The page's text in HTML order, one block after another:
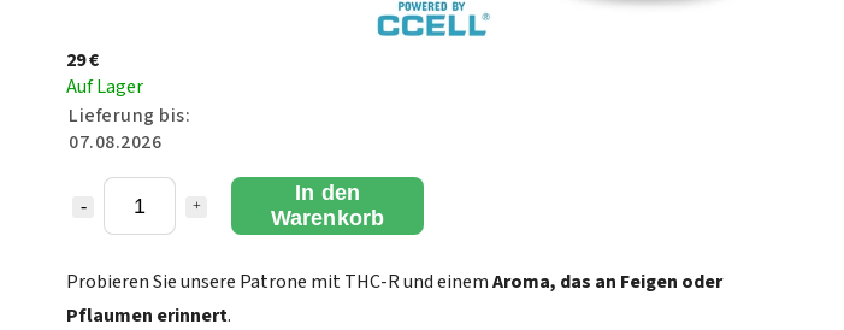
29 €
Auf Lager
Lieferung bis:
07.08.2026
In den
Warenkorb
Probieren Sie unsere Patrone mit THC-R und einemAroma, das an Feigen oder
Pflaumen erinnert.